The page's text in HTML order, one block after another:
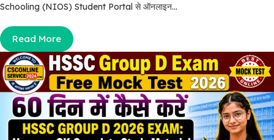
Schooling (NIOS) Student Portal से ऑनलाइन...
Read More